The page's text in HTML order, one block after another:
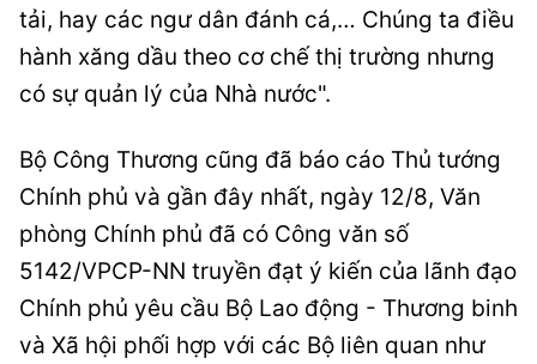
tải, hay các ngư dân đánh cá,… Chúng ta điều
hành xăng dầu theo cơ chế thị trường nhưng
có sự quản lý của Nhà nước".
Bộ Công Thương cũng đã báo cáo Thủ tướng
Chính phủ và gần đây nhất, ngày 12/8, Văn
phòng Chính phủ đã có Công văn số
5142/VPCP-NN truyền đạt ý kiến của lãnh đạo
Chính phủ yêu cầu Bộ Lao động - Thương binh
và Xã hội phối hợp với các Bộ liên quan như